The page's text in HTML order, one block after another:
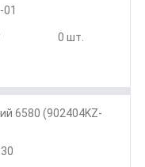
0 шт.
6580 (902404KZ-